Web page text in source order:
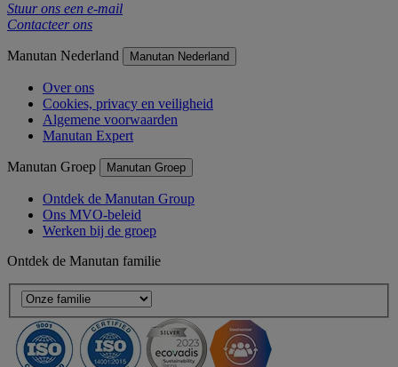
Stuur ons een e-mail
Contacteer ons
Manutan Nederland Manutan Nederland
Over ons
Cookies, privacy en veiligheid
Algemene voorwaarden
Manutan Expert
Manutan Groep Manutan Groep
Ontdek de Manutan Group
Ons MVO-beleid
Werken bij de groep
Ontdek de Manutan familie